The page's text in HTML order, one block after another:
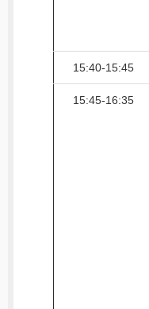
15:40-15:45
15:45-16:35